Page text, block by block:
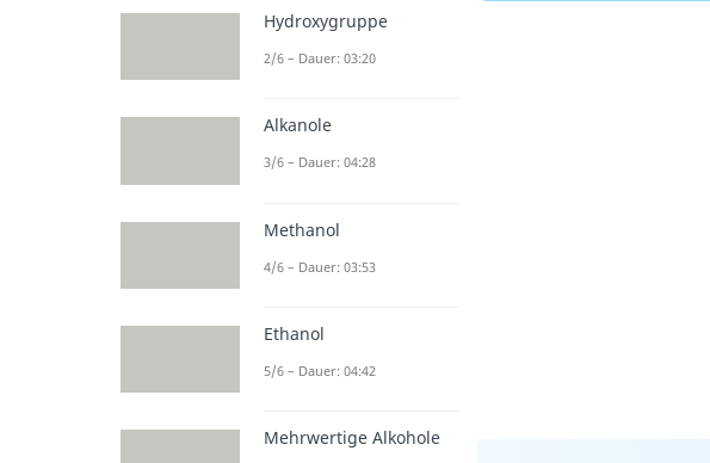
Hydroxygruppe
2/6 – Dauer: 03:20
Alkanole
3/6 – Dauer: 04:28
Methanol
4/6 – Dauer: 03:53
Ethanol
5/6 – Dauer: 04:42
Mehrwertige Alkohole